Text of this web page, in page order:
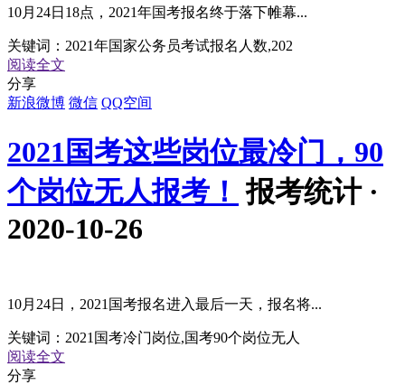
10月24日18点，2021年国考报名终于落下帷幕...
关键词： 2021年国家公务员考试报名人数,202
阅读全文
分享
新浪微博 微信 QQ空间
2021国考这些岗位最冷门，90
个岗位无人报考！ 报考统计 ·
2020-10-26
10月24日，2021国考报名进入最后一天，报名将...
关键词： 2021国考冷门岗位,国考90个岗位无人
阅读全文
分享